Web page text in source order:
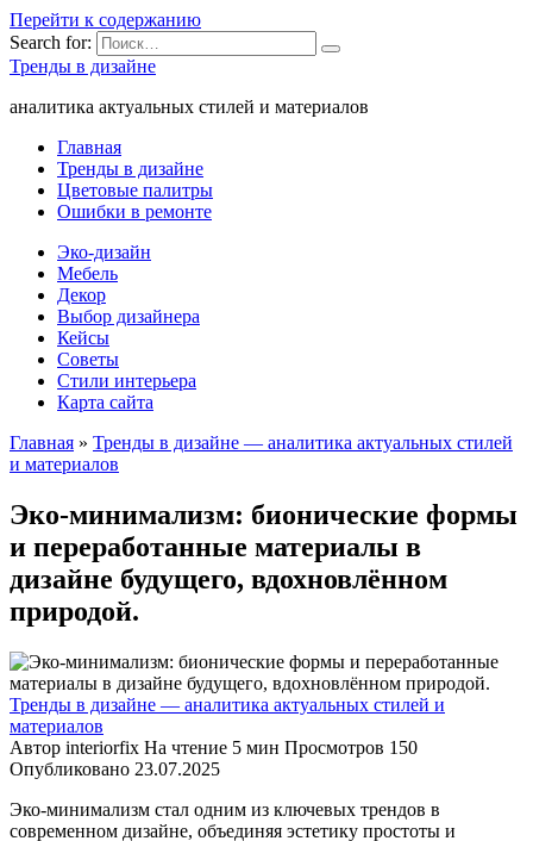
Перейти к содержанию
Search for:
Тренды в дизайне
аналитика актуальных стилей и материалов
Главная
Тренды в дизайне
Цветовые палитры
Ошибки в ремонте
Эко-дизайн
Мебель
Декор
Выбор дизайнера
Кейсы
Советы
Стили интерьера
Карта сайта
Главная » Тренды в дизайне — аналитика актуальных стилей
и материалов
Эко-минимализм: бионические формы
и переработанные материалы в
дизайне будущего, вдохновлённом
природой.
Тренды в дизайне — аналитика актуальных стилей и
материалов
Автор interiorfix На чтение 5 мин Просмотров 150
Опубликовано 23.07.2025
Эко-минимализм стал одним из ключевых трендов в
современном дизайне, объединяя эстетику простоты и